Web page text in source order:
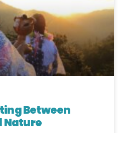
Between
Nature